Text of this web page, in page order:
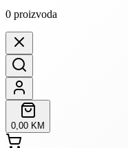
0 proizvoda
0,00 KM